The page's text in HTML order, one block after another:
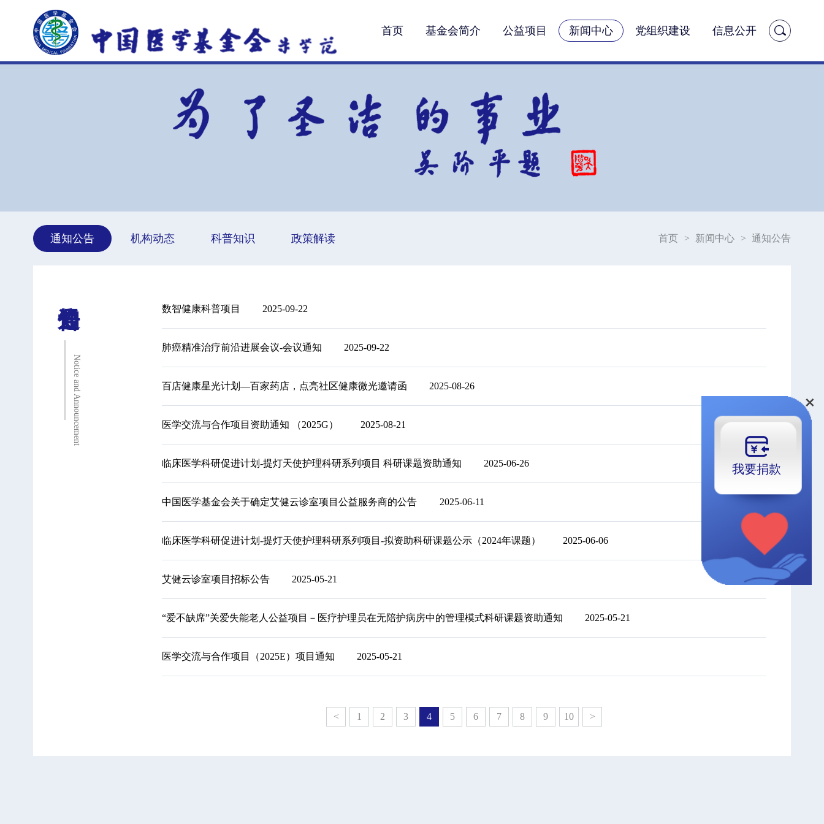
首页 基金会简介 公益项目 新闻中心 党组织建设 信息公开
通知公告 机构动态 科普知识 政策解读 首页 > 新闻中心 > 通知公告
Notice and Announcement
数智健康科普项目 2025-09-22
肺癌精准治疗前沿进展会议-会议通知 2025-09-22
百店健康星光计划—百家药店，点亮社区健康微光邀请函 2025-08-26
医学交流与合作项目资助通知 （2025G） 2025-08-21
临床医学科研促进计划-提灯天使护理科研系列项目 科研课题资助通知 2025-06-26
中国医学基金会关于确定艾健云诊室项目公益服务商的公告 2025-06-11
临床医学科研促进计划-提灯天使护理科研系列项目-拟资助科研课题公示（2024年课题） 2025-06-06
艾健云诊室项目招标公告 2025-05-21
“爱不缺席”关爱失能老人公益项目－医疗护理员在无陪护病房中的管理模式科研课题资助通知​ 2025-05-21
医学交流与合作项目（2025E）项目通知 2025-05-21
< 1 2 3 4 5 6 7 8 9 10 >
我要捐款